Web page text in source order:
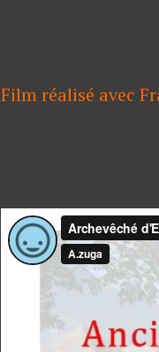
Film réalisé avec